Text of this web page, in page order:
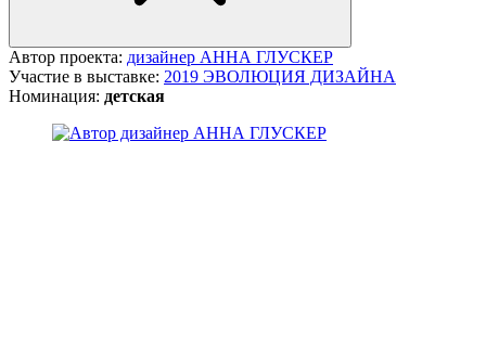
Автор проекта: дизайнер АННА ГЛУСКЕР
Участие в выставке: 2019 ЭВОЛЮЦИЯ ДИЗАЙНА
Номинация: детская